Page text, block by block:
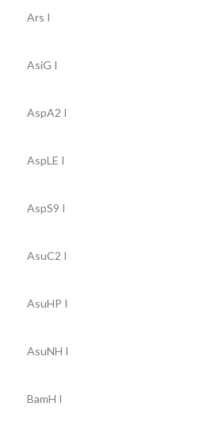
Ars I
AsiG I
AspA2 I
AspLE I
AspS9 I
AsuC2 I
AsuHP I
AsuNH I
BamH I